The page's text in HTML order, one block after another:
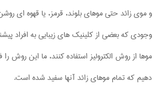
و موی زائد حتی موهای بلوند، قرمز، یا قهوه ای
وجودی که بعضی از کلینیک های زیبایی به افراد
موها از روش الکترولیز استفاده کنند، ما این روش
دهیم که تمام موهای زائد آنها سفید شده است.